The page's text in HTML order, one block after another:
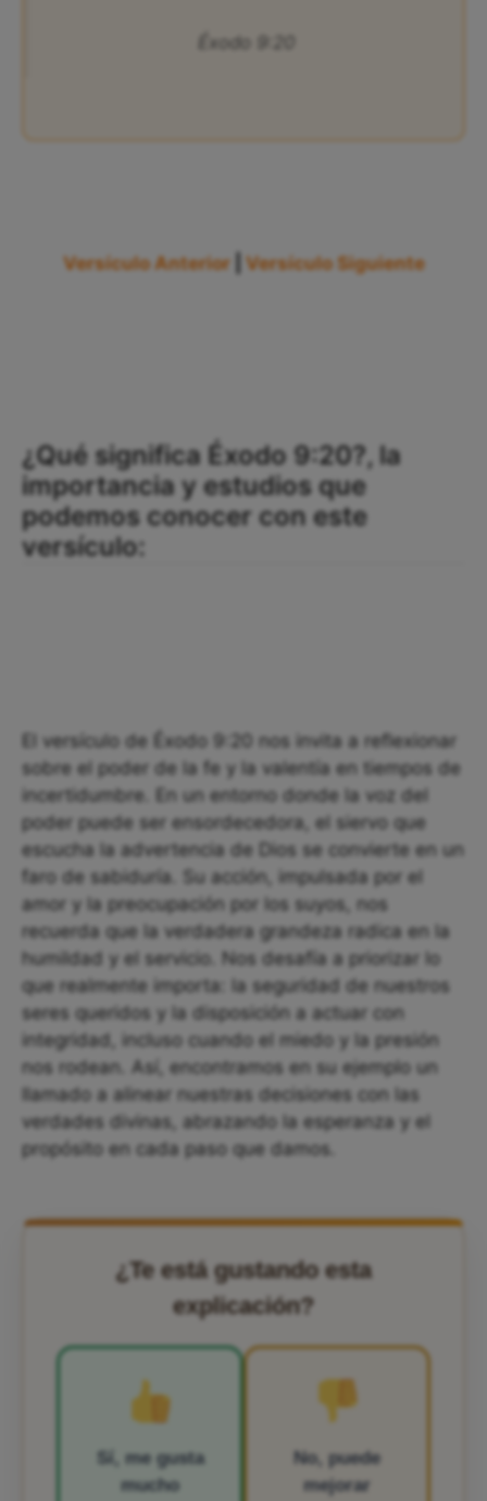
Éxodo 9:20
Versículo Anterior Versículo Siguiente
¿Qué significa Éxodo 9:20?, la
importancia y estudios que
podemos conocer con este
versículo:
El versículo de Éxodo 9:20 nos invita a reflexionar
sobre el poder de la fe y la valentía en tiempos de
incertidumbre. En un entorno donde la voz del
poder puede ser ensordecedora, el siervo que
escucha la advertencia de Dios se convierte en un
faro de sabiduría. Su acción, impulsada por el
amor y la preocupación por los suyos, nos
recuerda que la verdadera grandeza radica en la
humildad y el servicio. Nos desafía a priorizar lo
que realmente importa: la seguridad de nuestros
seres queridos y la disposición a actuar con
integridad, incluso cuando el miedo y la presión
nos rodean. Así, encontramos en su ejemplo un
llamado a alinear nuestras decisiones con las
verdades divinas, abrazando la esperanza y el
propósito en cada paso que damos.
¿Te está gustando esta
explicación?
Sí, me gusta
mucho
No, puede
mejorar